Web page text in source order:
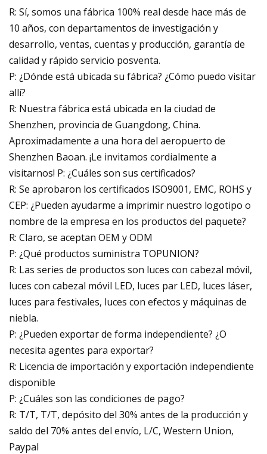
R: Sí, somos una fábrica 100% real desde hace más de
10 años, con departamentos de investigación y
desarrollo, ventas, cuentas y producción, garantía de
calidad y rápido servicio posventa.
P: ¿Dónde está ubicada su fábrica? ¿Cómo puedo visitar
allí?
R: Nuestra fábrica está ubicada en la ciudad de
Shenzhen, provincia de Guangdong, China.
Aproximadamente a una hora del aeropuerto de
Shenzhen Baoan. ¡Le invitamos cordialmente a
visitarnos! P: ¿Cuáles son sus certificados?
R: Se aprobaron los certificados ISO9001, EMC, ROHS y
CEP: ¿Pueden ayudarme a imprimir nuestro logotipo o
nombre de la empresa en los productos del paquete?
R: Claro, se aceptan OEM y ODM
P: ¿Qué productos suministra TOPUNION?
R: Las series de productos son luces con cabezal móvil,
luces con cabezal móvil LED, luces par LED, luces láser,
luces para festivales, luces con efectos y máquinas de
niebla.
P: ¿Pueden exportar de forma independiente? ¿O
necesita agentes para exportar?
R: Licencia de importación y exportación independiente
disponible
P: ¿Cuáles son las condiciones de pago?
R: T/T, T/T, depósito del 30% antes de la producción y
saldo del 70% antes del envío, L/C, Western Union,
Paypal